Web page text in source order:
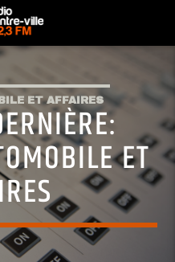
ET AFFAIRES
ET